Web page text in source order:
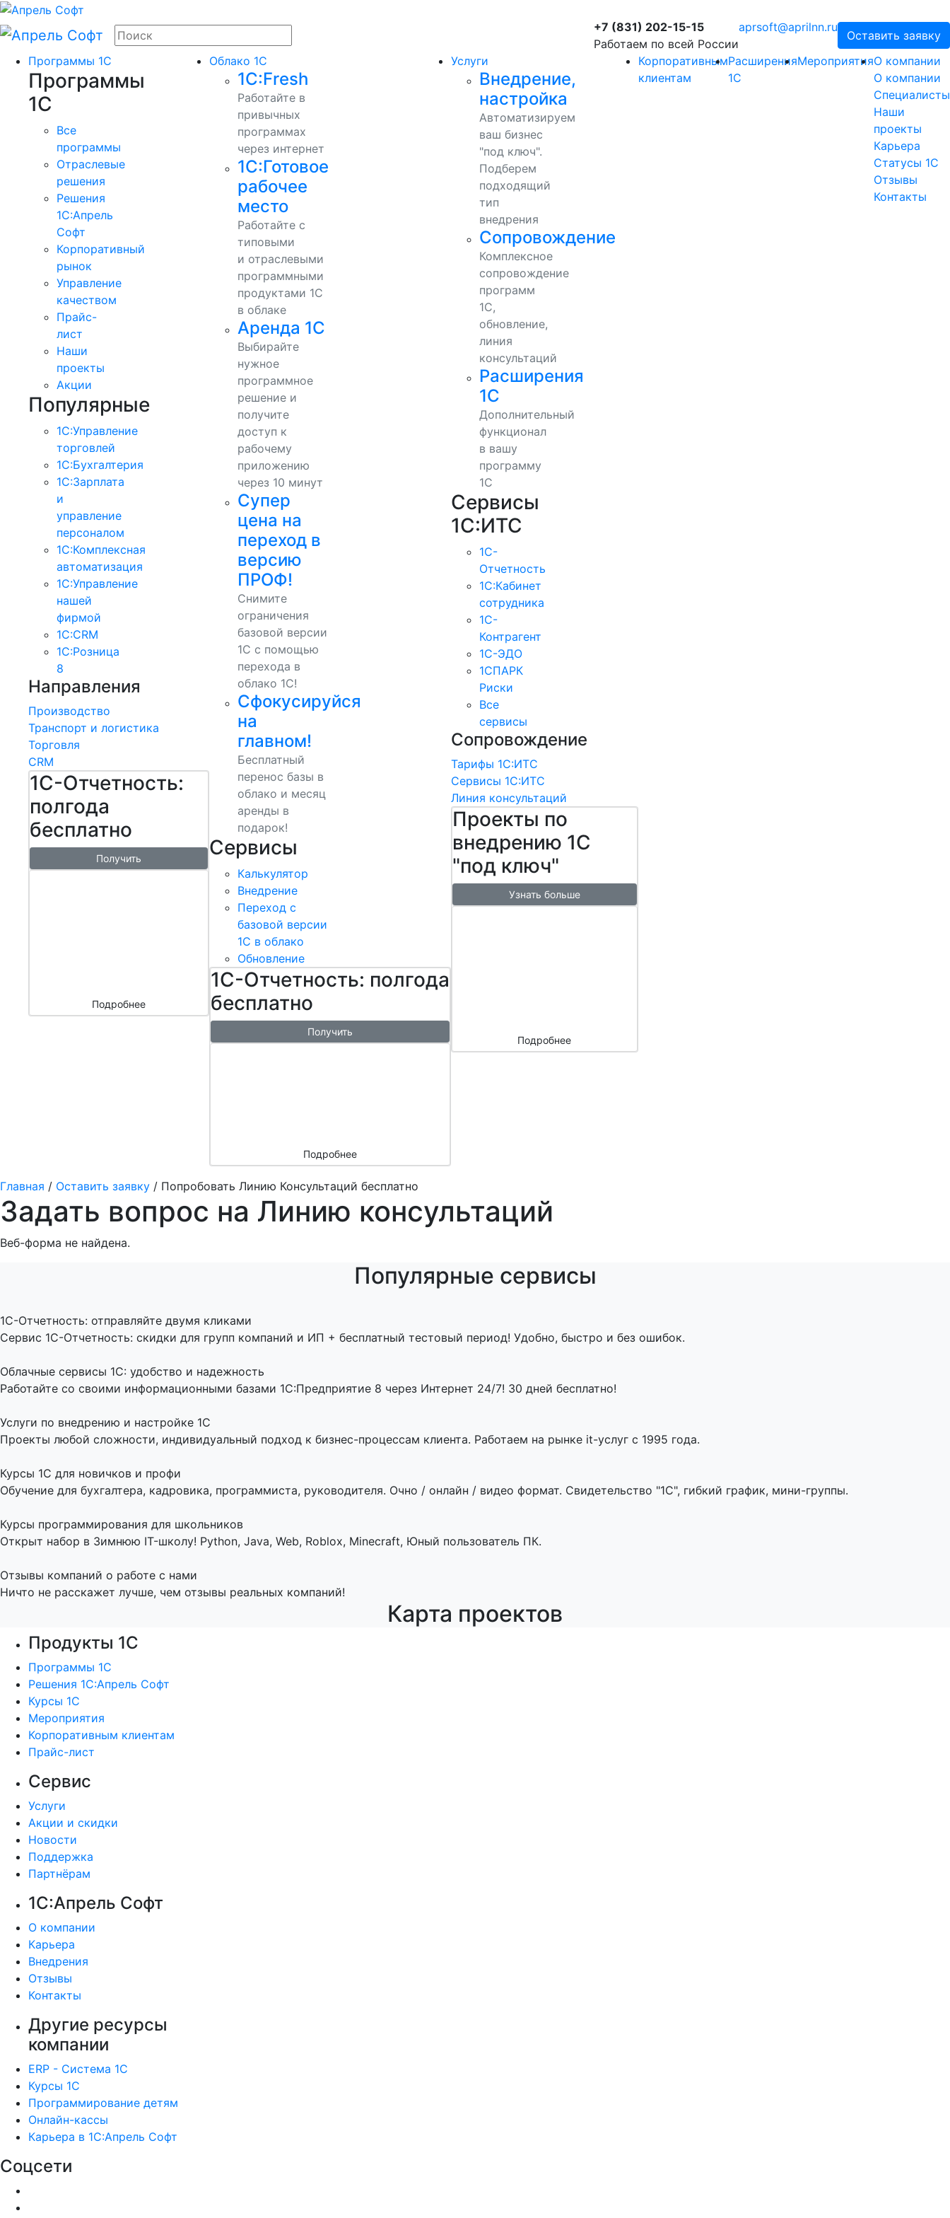
+7 (831) 202-15-15
Работаем по всей России
aprsoft@aprilnn.ru
Оставить заявку
Программы 1С
Программы
1С
Все
программы
Отраслевые
решения
Решения
1C:Апрель
Софт
Корпоративный
рынок
Управление
качеством
Прайс-
лист
Наши
проекты
Акции
Популярные
1С:Управление
торговлей
1С:Бухгалтерия
1С:Зарплата
и
управление
персоналом
1С:Комплексная
автоматизация
1С:Управление
нашей
фирмой
1С:CRM
1С:Розница
8
Направления
Производство
Транспорт и логистика
Торговля
CRM
1С-Отчетность:
полгода
бесплатно
Получить
Подробнее
Облако 1С
1С:Fresh
Работайте в
привычных
программах
через интернет
1С:Готовое
рабочее
место
Работайте с
типовыми
и отраслевыми
программными
продуктами 1С
в облаке
Аренда 1С
Выбирайте
нужное
программное
решение и
получите
доступ к
рабочему
приложению
через 10 минут
Супер
цена на
переход в
версию
ПРОФ!
Снимите
ограничения
базовой версии
1С с помощью
перехода в
облако 1С!
Сфокусируйся
на
главном!
Бесплатный
перенос базы в
облако и месяц
аренды в
подарок!
Сервисы
Калькулятор
Внедрение
Переход с
базовой версии
1С в облако
Обновление
1С-Отчетность: полгода
бесплатно
Получить
Подробнее
Услуги
Внедрение,
настройка
Автоматизируем
ваш бизнес
"под ключ".
Подберем
подходящий
тип
внедрения
Сопровождение
Комплексное
сопровождение
программ
1С,
обновление,
линия
консультаций
Расширения
1С
Дополнительный
функционал
в вашу
программу
1С
Сервисы
1С:ИТС
1С-
Отчетность
1С:Кабинет
сотрудника
1С-
Контрагент
1С-ЭДО
1СПАРК
Риски
Все
сервисы
Сопровождение
Тарифы 1С:ИТС
Сервисы 1С:ИТС
Линия консультаций
Проекты по
внедрению 1С
"под ключ"
Узнать больше
Подробнее
Корпоративным
клиентам
Расширения
1С
МероприятияО компании
О компании
Специалисты
Наши
проекты
Карьера
Статусы 1С
Отзывы
Контакты
Главная / Оставить заявку / Попробовать Линию Консультаций бесплатно
Задать вопрос на Линию консультаций
Веб-форма не найдена.
Популярные сервисы
1C-Отчетность: отправляйте двумя кликами
Сервис 1С-Отчетность: скидки для групп компаний и ИП + бесплатный тестовый период! Удобно, быстро и без ошибок.
Облачные сервисы 1С: удобство и надежность
Работайте со своими информационными базами 1С:Предприятие 8 через Интернет 24/7! 30 дней бесплатно!
Услуги по внедрению и настройке 1С
Проекты любой сложности, индивидуальный подход к бизнес-процессам клиента. Работаем на рынке it-услуг с 1995 года.
Курсы 1С для новичков и профи
Обучение для бухгалтера, кадровика, программиста, руководителя. Очно / онлайн / видео формат. Свидетельство "1С", гибкий график, мини-группы.
Курсы программирования для школьников
Открыт набор в Зимнюю IT-школу! Python, Java, Web, Roblox, Minecraft, Юный пользователь ПК.
Отзывы компаний о работе с нами
Ничто не расскажет лучше, чем отзывы реальных компаний!
Карта проектов
Продукты 1С
Программы 1С
Решения 1С:Апрель Софт
Курсы 1С
Мероприятия
Корпоративным клиентам
Прайс-лист
Сервис
Услуги
Акции и скидки
Новости
Поддержка
Партнёрам
1С:Апрель Софт
О компании
Карьера
Внедрения
Отзывы
Контакты
Другие ресурсы
компании
ERP - Система 1С
Курсы 1С
Программирование детям
Онлайн-кассы
Карьера в 1С:Апрель Софт
Соцсети